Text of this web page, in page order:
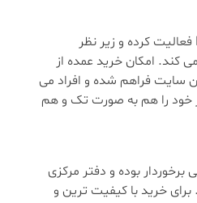
این پلتفرم به صورت B2C فعالیت کرده و زیر نظر
کند. امکان خرید عمده از
سایت فراهم شده و افراد می
خود را هم به صورت تک و هم
برخوردار بوده و دفتر مرکزی
خرید با کیفیت ترین و